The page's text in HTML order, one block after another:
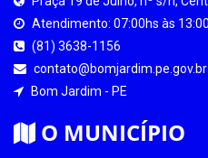
Atendimento: 07:00hs às
(81) 3638-1156
contato@bomjardim.pe.gov.br
Bom Jardim - PE
O MUNICÍPIO